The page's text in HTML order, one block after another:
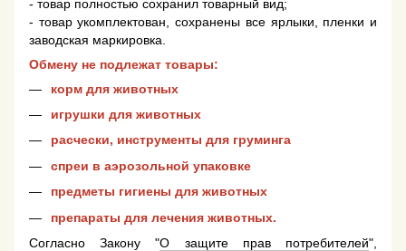
- товар полностью сохранил товарный вид;
- товар укомплектован, сохранены все ярлыки, пленки и
заводская маркировка.
Обмену не подлежат товары:
корм для животных
игрушки для животных
расчески, инструменты для груминга
спреи в аэрозольной упаковке
предметы гигиены для животных
препараты для лечения животных.
Согласно Закону "О защите прав потребителей",